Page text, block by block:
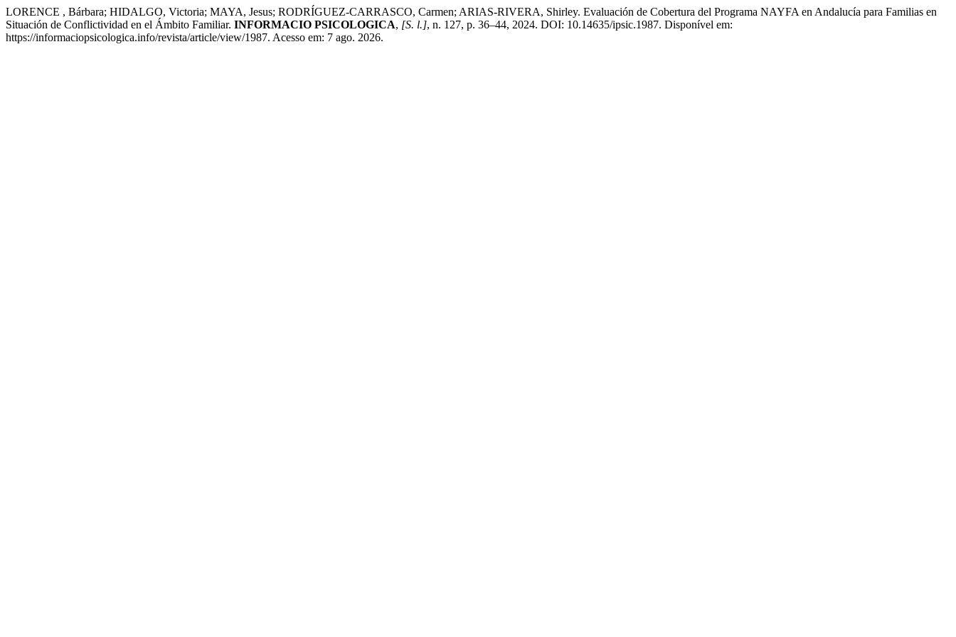
LORENCE , Bárbara; HIDALGO, Victoria; MAYA, Jesus; RODRÍGUEZ-CARRASCO, Carmen; ARIAS-RIVERA, Shirley. Evaluación de Cobertura del Programa NAYFA en Andalucía para Familias en
Situación de Conflictividad en el Ámbito Familiar. INFORMACIO PSICOLOGICA, [S. l.], n. 127, p. 36–44, 2024. DOI: 10.14635/ipsic.1987. Disponível em:
https://informaciopsicologica.info/revista/article/view/1987. Acesso em: 7 ago. 2026.